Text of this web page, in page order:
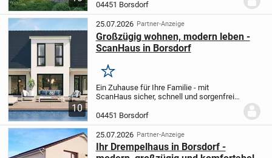
im Leben. Doch wir wissen: So groß die
Vorfreude ist, so viele Fragen und...
04451 Borsdorf
10
25.07.2026 Partner-Anzeige
Großzügig wohnen, modern leben -
ScanHaus in Borsdorf
Merken
Ein Zuhause für Ihre Familie - mit
ScanHaus sicher, schnell und sorgenfrei
eines Einfamilienhauses mehr als ein
Bauprojekt - es ist der Wunsch nach
einem...
04451 Borsdorf
25.07.2026 Partner-Anzeige
Ihr Drempelhaus in Borsdorf -